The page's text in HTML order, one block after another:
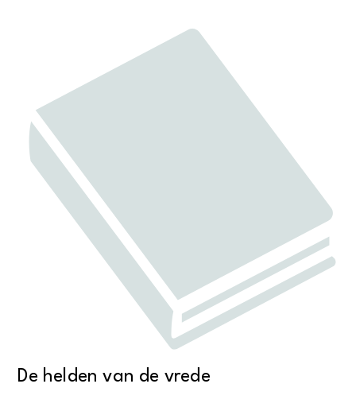
De helden van de vrede